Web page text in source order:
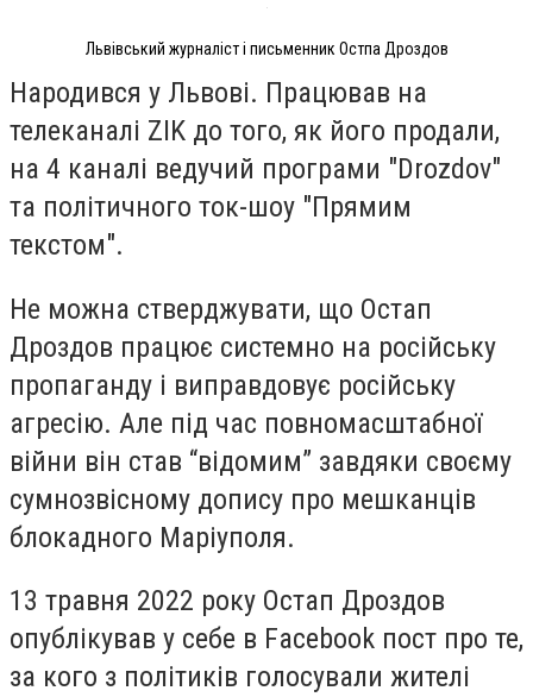
Львівський журналіст і письменник Остпа Дроздов
Народився у Львові. Працював на
телеканалі ZIK до того, як його продали,
на 4 каналі ведучий програми "Drozdov"
та політичного ток-шоу "Прямим
текстом".
Не можна стверджувати, що Остап
Дроздов працює системно на російську
пропаганду і виправдовує російську
агресію. Але під час повномасштабної
війни він став “відомим” завдяки своєму
сумнозвісному допису про мешканців
блокадного Маріуполя.
13 травня 2022 року Остап Дроздов
опублікував у себе в Facebook пост ​​про те,
за кого з політиків голосували жителі